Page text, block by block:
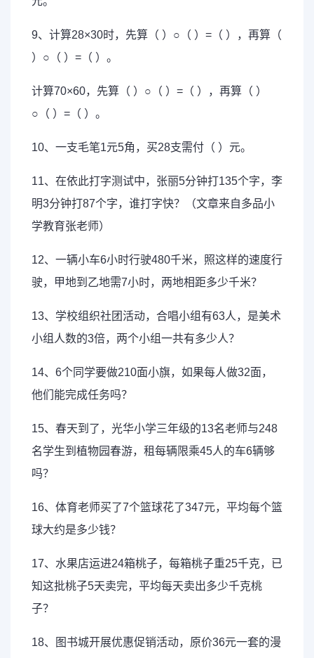
9、计算28×30时，先算（ ）○（ ）=（ ），再算（
）○（ ）=（ ）。
计算70×60，先算（ ）○（ ）=（ ），再算（ ）
○（ ）=（ ）。
10、一支毛笔1元5角，买28支需付（ ）元。
11、在依此打字测试中，张丽5分钟打135个字，李
明3分钟打87个字，谁打字快？（文章来自多品小
学教育张老师）
12、一辆小车6小时行驶480千米，照这样的速度行
驶，甲地到乙地需7小时，两地相距多少千米？
13、学校组织社团活动，合唱小组有63人，是美术
小组人数的3倍，两个小组一共有多少人？
14、6个同学要做210面小旗，如果每人做32面，
他们能完成任务吗？
15、春天到了，光华小学三年级的13名老师与248
名学生到植物园春游，租每辆限乘45人的车6辆够
吗？
16、体育老师买了7个篮球花了347元，平均每个篮
球大约是多少钱？
17、水果店运进24箱桃子，每箱桃子重25千克，已
知这批桃子5天卖完，平均每天卖出多少千克桃
子？
18、图书城开展优惠促销活动，原价36元一套的漫